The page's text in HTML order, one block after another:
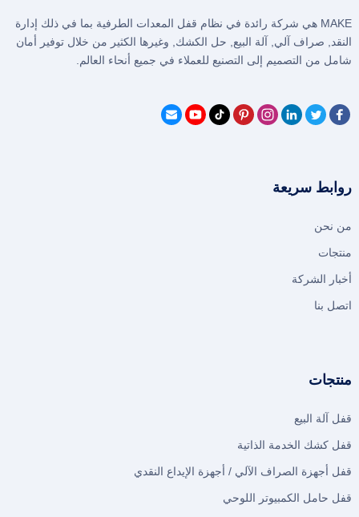
MAKE هي شركة رائدة في نظام قفل المعدات الطرفية بما في ذلك إدارة
النقد, صراف آلي, آلة البيع, حل الكشك, وغيرها الكثير من خلال توفير أمان
شامل من التصميم إلى التصنيع للعملاء في جميع أنحاء العالم.
روابط سريعة
من نحن
منتجات
أخبار الشركة
اتصل بنا
منتجات
قفل آلة البيع
قفل كشك الخدمة الذاتية
قفل أجهزة الصراف الآلي / أجهزة الإيداع النقدي
قفل حامل الكمبيوتر اللوحي